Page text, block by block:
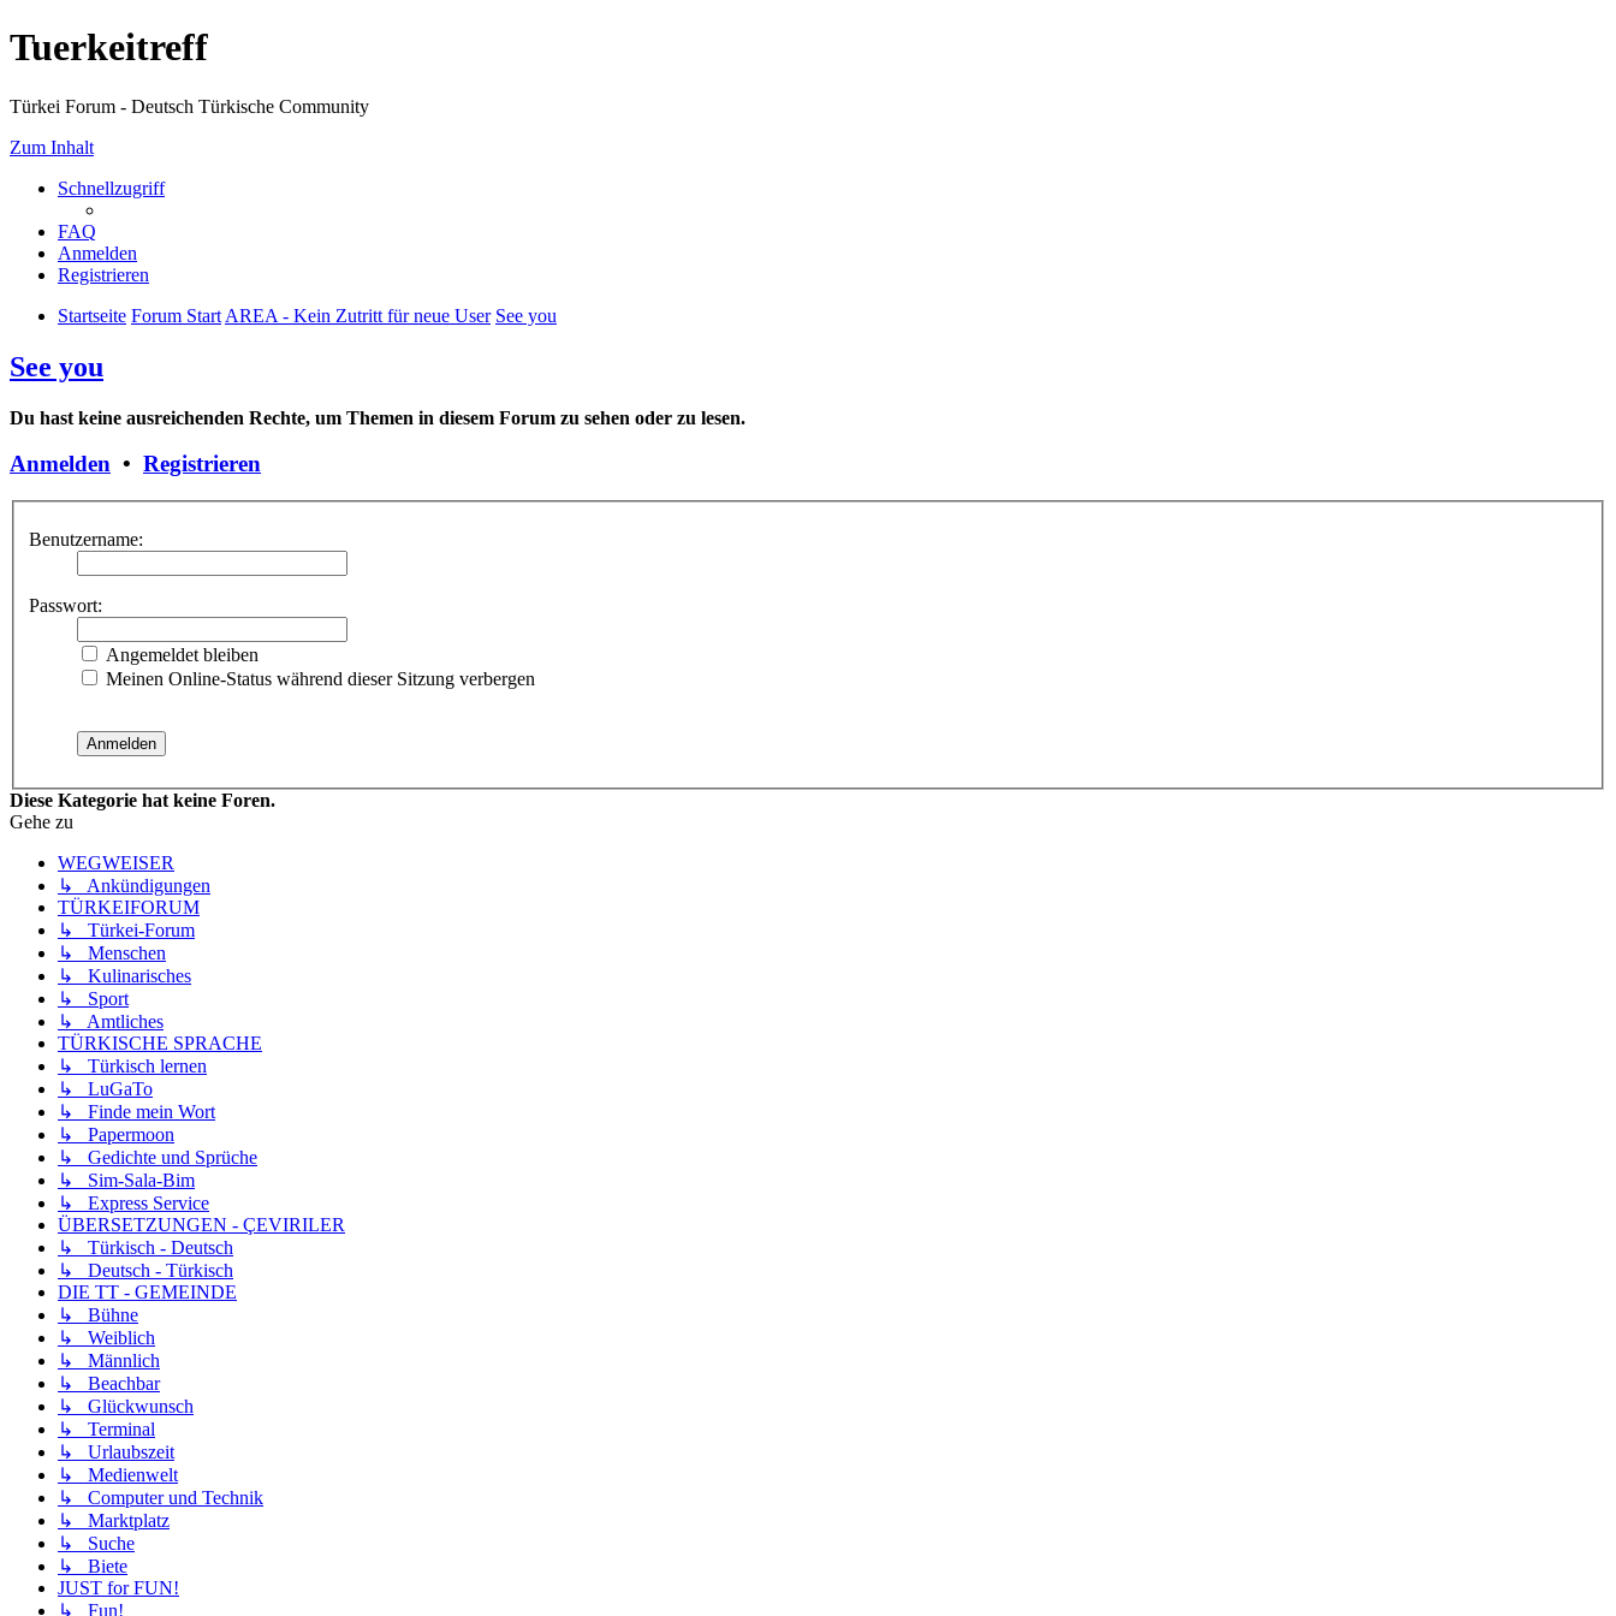
Tuerkeitreff
Türkei Forum - Deutsch Türkische Community
Zum Inhalt
Schnellzugriff
FAQ
Anmelden
Registrieren
Startseite Forum Start AREA - Kein Zutritt für neue User See you
See you
Du hast keine ausreichenden Rechte, um Themen in diesem Forum zu sehen oder zu lesen.
Anmelden • Registrieren
Benutzername:
Passwort:
Angemeldet bleiben
Meinen Online-Status während dieser Sitzung verbergen
Diese Kategorie hat keine Foren.
Gehe zu
WEGWEISER
↳ Ankündigungen
TÜRKEIFORUM
↳ Türkei-Forum
↳ Menschen
↳ Kulinarisches
↳ Sport
↳ Amtliches
TÜRKISCHE SPRACHE
↳ Türkisch lernen
↳ LuGaTo
↳ Finde mein Wort
↳ Papermoon
↳ Gedichte und Sprüche
↳ Sim-Sala-Bim
↳ Express Service
ÜBERSETZUNGEN - ÇEVIRILER
↳ Türkisch - Deutsch
↳ Deutsch - Türkisch
DIE TT - GEMEINDE
↳ Bühne
↳ Weiblich
↳ Männlich
↳ Beachbar
↳ Glückwunsch
↳ Terminal
↳ Urlaubszeit
↳ Medienwelt
↳ Computer und Technik
↳ Marktplatz
↳ Suche
↳ Biete
JUST for FUN!
↳ Fun!